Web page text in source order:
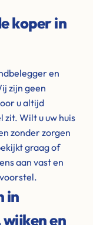
koper in
en
zijn geen
u altijd
Wilt u uw huis
zonder zorgen
graag of
aan vast en
in
en